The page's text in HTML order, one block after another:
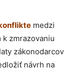
medzi
k zmrazovaniu
zákonodarcov
návrh na